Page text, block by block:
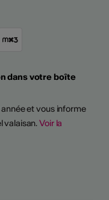
dans votre boîte
et vous informe
valaisan.Voir la